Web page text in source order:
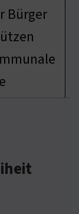
Bürger